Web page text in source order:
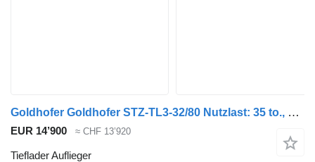
Goldhofer Goldhofer STZ-TL3-32/80 Nutzlast: 35 to., 5,85 m
EUR 14’900 ≈ CHF 13’920
Tieflader Auflieger